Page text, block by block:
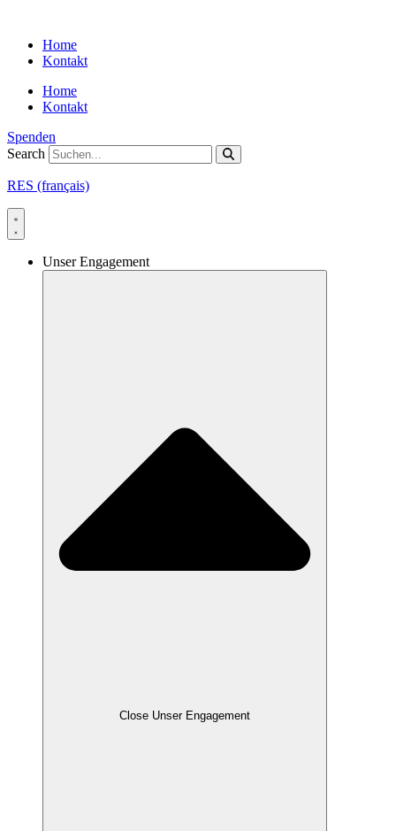
contentHome
Kontakt
Home
Kontakt
Spenden
Search
RES (français)
Unser Engagement
Close Unser Engagement